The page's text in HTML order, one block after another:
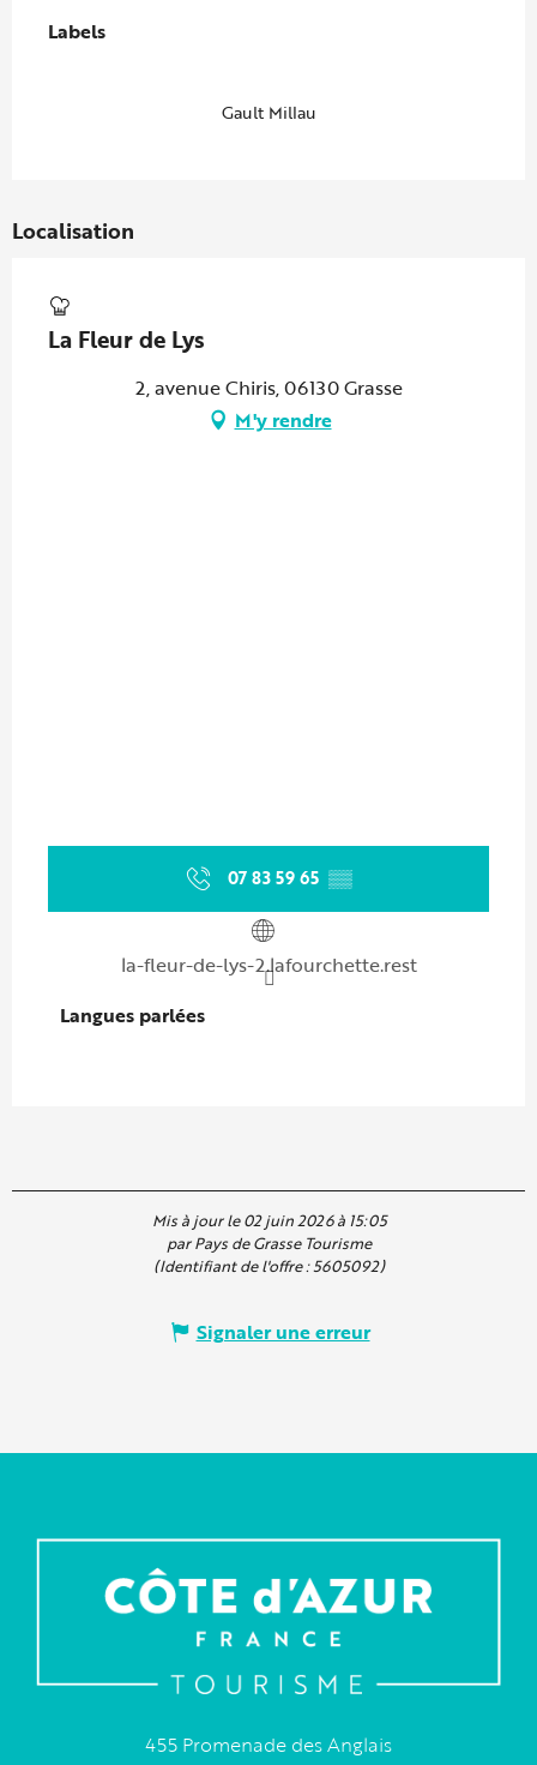
Labels
Labels
Gault Millau
Localisation
La Fleur de Lys
2, avenue Chiris, 06130 Grasse
M'y rendre
07 83 59 65 ▒▒
la-fleur-de-lys-2.lafourchette.rest
Langues parlées
Langues parlées
Mis à jour le 02 juin 2026 à 15:05
par Pays de Grasse Tourisme
(Identifiant de l'offre :5605092)
Signaler une erreur
455 Promenade des Anglais